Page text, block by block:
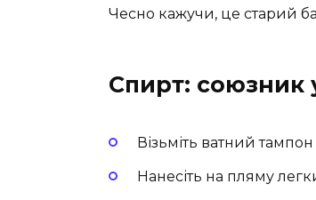
Чесно кажучи, це старий
Спирт: союзник
Візьміть ватний тампон
Нанесіть на пляму